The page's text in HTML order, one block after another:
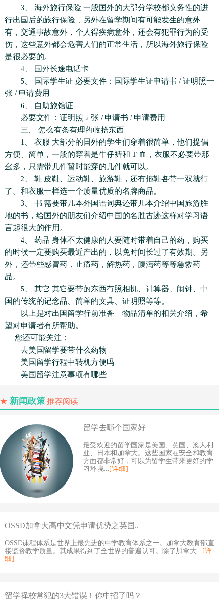
3、 海外旅行保险 一般国外的大部分学校都义务性的进
行出国后的旅行保险，另外在留学期间有可能发生的意外
有，交通事故意外，个人得疾病意外，还会有犯罪行为的受
伤，这些意外都会危害人们的正常生活，所以海外旅行保险
是很必要的。
4、 国外长途电话卡
5、 国际学生证 必要文件：国际学生证申请书 / 证明照一
张 / 申请费用
6、 自助旅馆证
必要文件：证明照 2 张 / 申请书 / 申请费用
三、 怎么有条有理的收拾东西
1、 衣服 大部分的国外的学生们穿着很简单，他们提倡
方便、简单，一般的穿着是牛仔裤和 T 血，衣服不必要带那
幺多，只需带几件暂时能穿的几件就可以。
2、 鞋 皮鞋、运动鞋、旅游鞋，还有拖鞋各带一双就行
了。和衣服一样选一个质量优质的名牌商品。
3、 书 需要带几本外国语词典还带几本介绍中国旅游胜
地的书，给国外的朋友们介绍中国的名胜古迹这样对学习语
言起很大的作用。
4、 药品 身体不太健康的人要随时带着自己的药，购买
的时候一定要购买最近产出的，以免时间长过了有效期。另
外，还带些感冒药，止痛药，解热药，腹泻药等等急救药
品。
5、 其它 其它要带的东西有照相机、计算器、闹钟、中
国的传统的记念品、简单的文具、证明照等等。
以上是对出国留学行前准备—物品清单的相关介绍，希
望对申请者有所帮助。
您还可能关注：
去美国留学要带什么药物
美国留学行程中转机方便吗
美国留学注意事项有哪些
★ 新闻政策 推荐阅读
留学去哪个国家好
最受欢迎的留学国家是美国、英国、澳大利
亚、日本和加拿大。这些国家在安全和教育
方面都非常好，可以为留学生带来更好的学
习环境... [详细]
OSSD加拿大高中文凭申请优势之英国..
OSSD课程体系是世界上最先进的中学教育体系之一。加拿大教育部直
接监督教学质量。其成果得到了全世界的普遍认可。除了加拿大... [详
细]
留学择校常犯的3大错误！你中招了吗？